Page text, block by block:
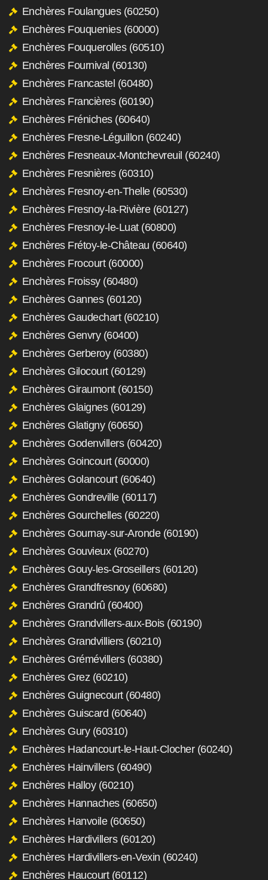
Enchères Foulangues (60250)
Enchères Fouquenies (60000)
Enchères Fouquerolles (60510)
Enchères Fournival (60130)
Enchères Francastel (60480)
Enchères Francières (60190)
Enchères Fréniches (60640)
Enchères Fresne-Léguillon (60240)
Enchères Fresneaux-Montchevreuil (60240)
Enchères Fresnières (60310)
Enchères Fresnoy-en-Thelle (60530)
Enchères Fresnoy-la-Rivière (60127)
Enchères Fresnoy-le-Luat (60800)
Enchères Frétoy-le-Château (60640)
Enchères Frocourt (60000)
Enchères Froissy (60480)
Enchères Gannes (60120)
Enchères Gaudechart (60210)
Enchères Genvry (60400)
Enchères Gerberoy (60380)
Enchères Gilocourt (60129)
Enchères Giraumont (60150)
Enchères Glaignes (60129)
Enchères Glatigny (60650)
Enchères Godenvillers (60420)
Enchères Goincourt (60000)
Enchères Golancourt (60640)
Enchères Gondreville (60117)
Enchères Gourchelles (60220)
Enchères Gournay-sur-Aronde (60190)
Enchères Gouvieux (60270)
Enchères Gouy-les-Groseillers (60120)
Enchères Grandfresnoy (60680)
Enchères Grandrû (60400)
Enchères Grandvillers-aux-Bois (60190)
Enchères Grandvilliers (60210)
Enchères Grémévillers (60380)
Enchères Grez (60210)
Enchères Guignecourt (60480)
Enchères Guiscard (60640)
Enchères Gury (60310)
Enchères Hadancourt-le-Haut-Clocher (60240)
Enchères Hainvillers (60490)
Enchères Halloy (60210)
Enchères Hannaches (60650)
Enchères Hanvoile (60650)
Enchères Hardivillers (60120)
Enchères Hardivillers-en-Vexin (60240)
Enchères Haucourt (60112)